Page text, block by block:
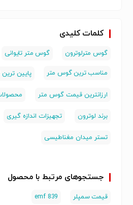
کلمات کلیدی
گوس مترلوترون گوس متر تایوانی
مناسب ترین گوس متر پایین
ارزانترین قیمت گوس متر
برند لوترون تجهیزات اندازه گیری
تستر میدان مغناطیسی
جستجوهای مرتبط با محصول
قیمت سمپلر emf 839